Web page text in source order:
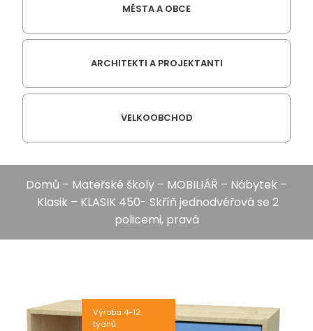
MĚSTA A OBCE
ARCHITEKTI A PROJEKTANTI
VELKOOBCHOD
Domů – Mateřské školy – MOBILIÁŘ – Nábytek –
Klasik – KLASIK 450- Skříň jednodvéřová se 2
policemi, pravá
Výroba 4-12.
týdnů